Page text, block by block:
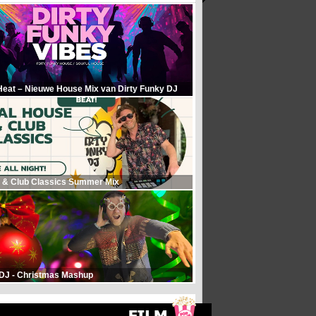
– Nieuwe House Mix van Dirty Funky DJ
& Club Classics Summer Mix
- Christmas Mashup